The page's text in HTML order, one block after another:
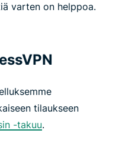
Battle.netiä varten
Battle.netin
varten on helppoa.
tilaukseen
-takuu.